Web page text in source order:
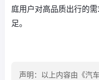
庭用户对高品质出行的
足。
声明：以上内容由《汽